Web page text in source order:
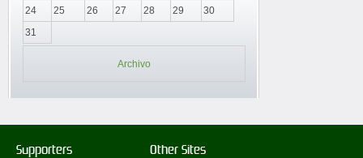
24
25 26 27 28 29
30
31
Archivo
Supporters Other Sites